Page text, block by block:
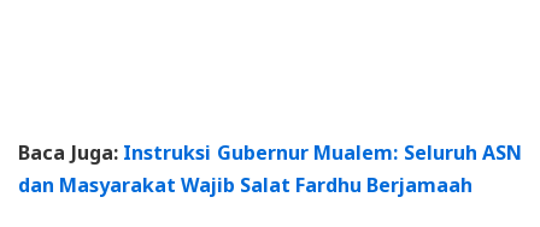
Baca Juga: Instruksi Gubernur Mualem: Seluruh ASN
dan Masyarakat Wajib Salat Fardhu Berjamaah